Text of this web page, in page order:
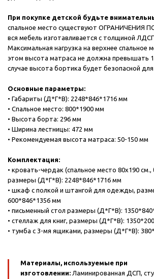
При покупке детской будьте
спальное место существуют ОГРАНИЧЕНИЯ
вся мебель изготавливается с толщиной
Максимальная нагрузка на верхнее спальное
этом высота матраса не должна превышать
случае высота бортика будет безопасной
Основные параметры:
• Габариты (Д*Г*В): 2248*846*1716 мм
• Спальное место: 800*1900 мм
• Высота борта: 296 мм
• Ширина лестницы: 472 мм
• Рекомендуемая высота матраса: 50-150 мм
Комплектация:
• кровать-чердак (спальное место 80х190 см.,
размеры (Д*Г*В): 2248*846*1716 мм
• шкаф с полкой и штангой для одежды,
600*846*1356 мм
• письменный стол размеры (Д*Г*В):
• стеллаж для книг, размеры (Д*Г*В):
• тумба с 3-мя ящиками, размеры (Д*Г*В):
Материалы, используемые при
изготовлении: Ламинированная ДСП,